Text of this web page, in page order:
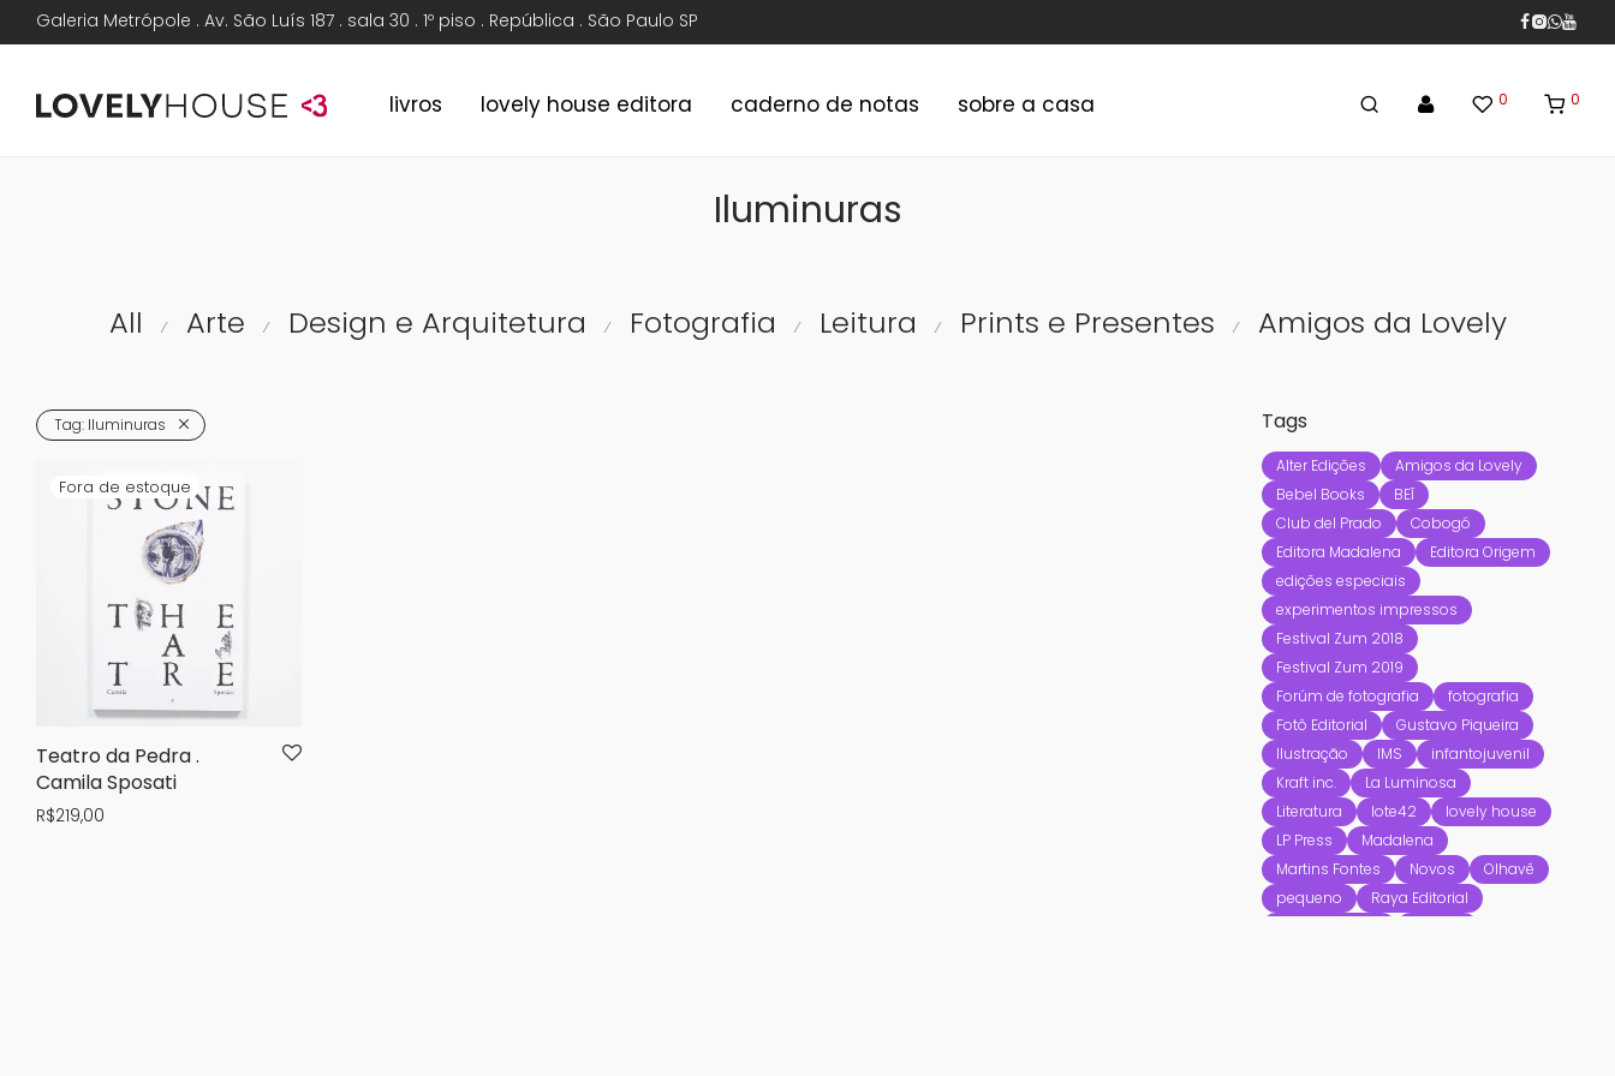
Galeria Metrópole . Av. São Luís 187 . sala 30 . 1º piso . República . São Paulo SP
livros lovely house editora caderno de notas sobre a casa 0 0
Iluminuras
All ⁄ Arte ⁄ Design e Arquitetura ⁄ Fotografia ⁄ Leitura ⁄ Prints e Presentes ⁄ Amigos da Lovely
Tags
Alter Edições
Amigos da Lovely
Bebel Books
BEĨ
Club del Prado
Cobogó
Editora Madalena
Editora Origem
edições especiais
experimentos impressos
Festival Zum 2018
Festival Zum 2019
Forúm de fotografia
fotografia
Fotô Editorial
Gustavo Piqueira
Ilustração
IMS
infantojuvenil
Kraft inc.
La Luminosa
Literatura
lote42
lovely house
LP Press
Madalena
Martins Fontes
Novos
Olhavê
pequeno
Raya Editorial
Tag: Iluminuras
Teatro da Pedra .
Camila Sposati
R$219,00